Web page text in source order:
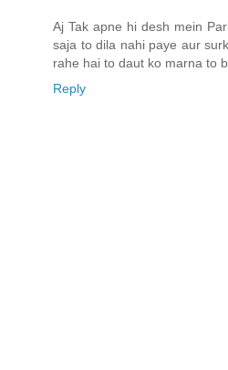
Aj Tak apne hi desh mein
saja to dila nahi paye aur
rahe hai to daut ko marna to
Reply